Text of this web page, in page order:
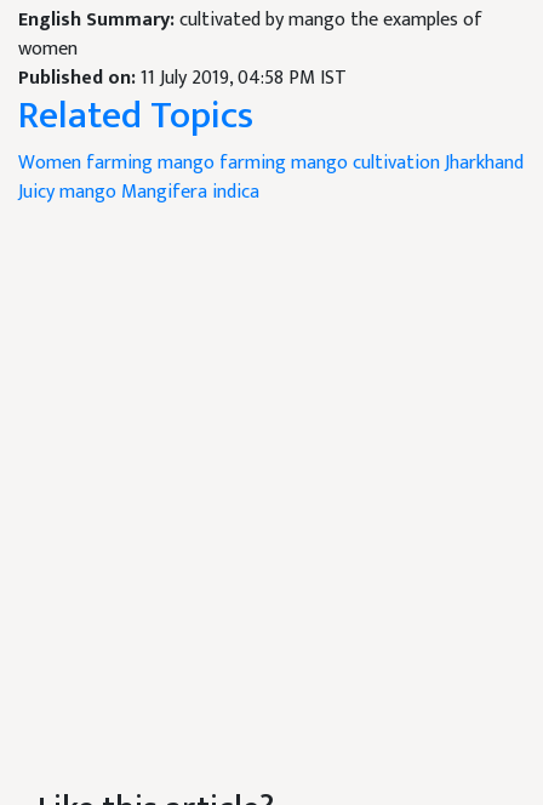
English Summary:cultivated by mango the examples of
women
Published on:11 July 2019, 04:58 PM IST
Related Topics
Women farmingmango farmingmango cultivationJharkhand
Juicy mangoMangifera indica